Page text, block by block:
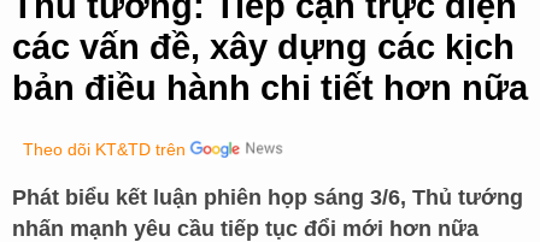
các vấn đề, xây dựng các kịch
bản điều hành chi tiết hơn nữa
Theo dõi KT&TD trên
Phát biểu kết luận phiên họp sáng 3/6, Thủ tướng
nhấn mạnh yêu cầu tiếp tục đổi mới hơn nữa